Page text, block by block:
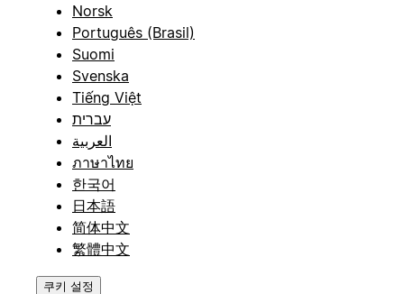
Norsk
Português (Brasil)
Suomi
Svenska
Tiếng Việt
עברית
العربية
ภาษาไทย
한국어
日本語
简体中文
繁體中文
쿠키 설정